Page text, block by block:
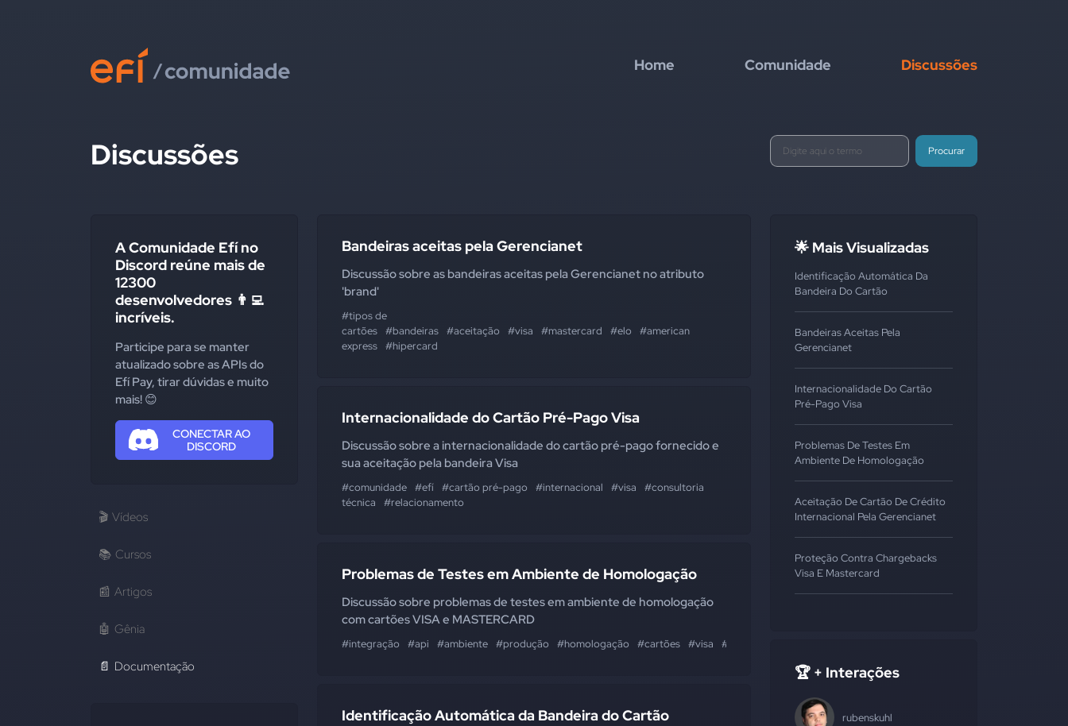
Home Comunidade Discussões
Discussões Procurar
A Comunidade Efí no
Discord reúne mais de
12300
desenvolvedores 👨‍💻
incríveis.
Participe para se manter
atualizado sobre as APIs do
Efí Pay, tirar dúvidas e muito
mais! 😊
CONECTAR AO
DISCORD
🎬 Vídeos
📚 Cursos
📰 Artigos
🤖 Gênia
📄 Documentação
Bandeiras aceitas pela Gerencianet
Discussão sobre as bandeiras aceitas pela Gerencianet no atributo
'brand'
#tipos de
cartões #bandeiras #aceitação #visa #mastercard #elo
#american
express #hipercard
Internacionalidade do Cartão Pré-Pago Visa
Discussão sobre a internacionalidade do cartão pré-pago fornecido e
sua aceitação pela bandeira Visa
#comunidade #efí #cartão pré-pago #internacional #visa
#consultoria
técnica
#relacionamento
Problemas de Testes em Ambiente de Homologação
Discussão sobre problemas de testes em ambiente de homologação
com cartões VISA e MASTERCARD
#integração #api #ambiente #produção #homologação #cartões #visa #mastercard
Identificação Automática da Bandeira do Cartão
🌟 Mais Visualizadas
Identificação Automática Da
Bandeira Do Cartão
Bandeiras Aceitas Pela
Gerencianet
Internacionalidade Do Cartão
Pré-Pago Visa
Problemas De Testes Em
Ambiente De Homologação
Aceitação De Cartão De Crédito
Internacional Pela Gerencianet
Proteção Contra Chargebacks
Visa E Mastercard
🏆 + Interações
rubenskuhl